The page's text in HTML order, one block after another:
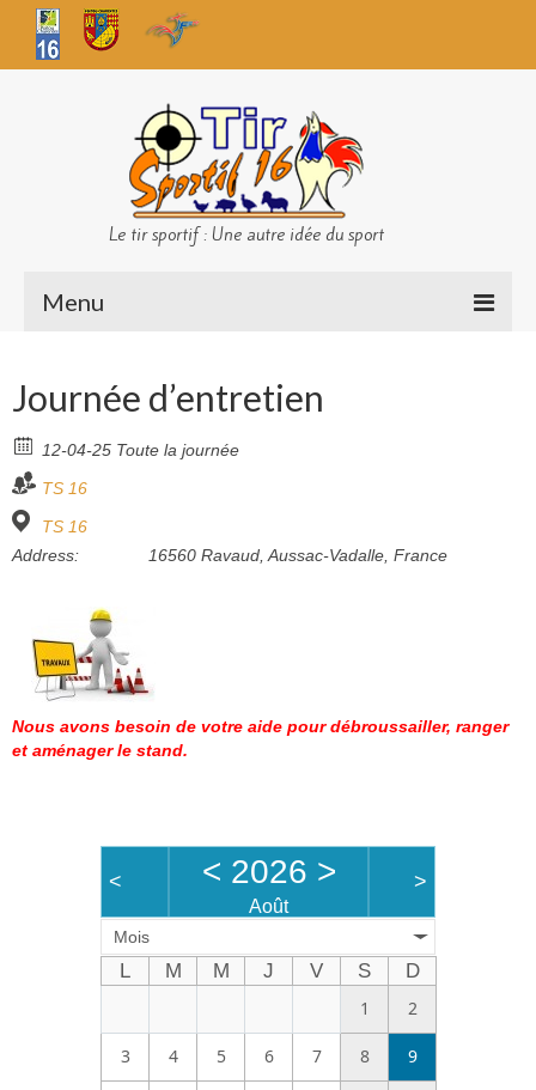
Le tir sportif : Une autre idée du sport
Menu
Sécurité
Challenges TS 16
Bénévoles
Vidéos
Boutique
Journée d’entretien
12-04-25 Toute la journée
TS 16
TS 16
Address:
16560 Ravaud, Aussac-Vadalle, France
Nous avons besoin de votre aide pour débroussailler, ranger
et aménager le stand.
< < 2026 >
Août
>
Mois
L M M J V S
D
1
2
3 4 5 6 7 8 9